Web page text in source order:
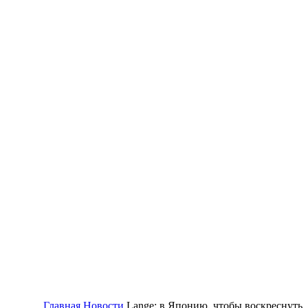
Главная Новости Lange: в Японию, чтобы воскреснуть